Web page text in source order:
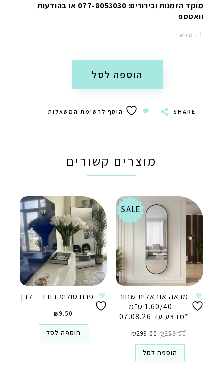
מוקד הזמנות ובירורים: 077-8053030 או בהודעות
וואטספ
1 במלאי
הוספה לסל
SHARE הוסף לרשימת המשאלות
מוצרים קשורים
SALE
מראה אובאלית שחור
– 1.60/40 ס”מ
*מבצע עד 07.08.26
₪350.00 המקורי
היה:
₪350.00.
₪299.00 הנוכחי
הוא:
הוספה לסל
פרח טוליפ בודד – לבן
₪9.50
הוספה לסל